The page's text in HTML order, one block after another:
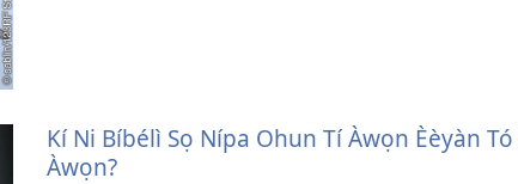
Kí Ni Bíbélì Sọ Nípa Ohun Tí Àwọn Èèyàn
Àwọn?